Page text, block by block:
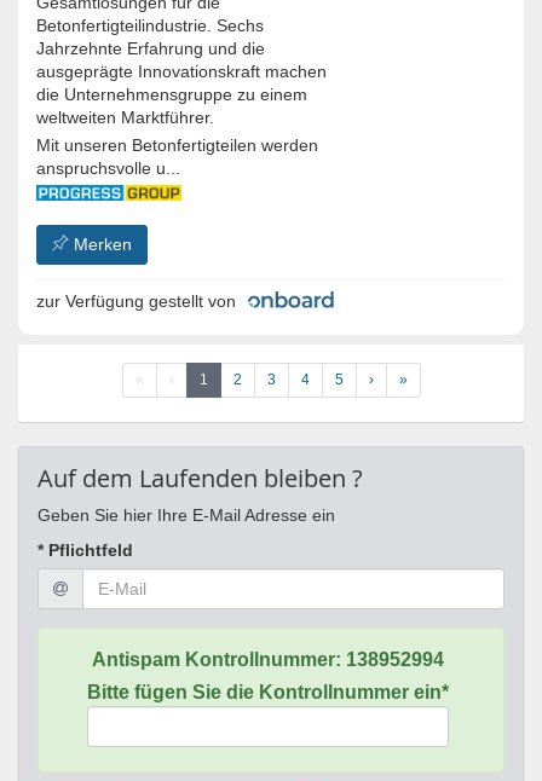
Betonfertigteilindustrie. Sechs
Jahrzehnte Erfahrung und die
ausgeprägte Innovationskraft machen
die Unternehmensgruppe zu einem
weltweiten Marktführer.
Mit unseren Betonfertigteilen werden
anspruchsvolle u...
Merken
zur Verfügung gestellt von
« ‹ 1 2 3 4 5 › »
Auf dem Laufenden bleiben ?
Geben Sie hier Ihre E-Mail Adresse ein
* Pflichtfeld
Antispam Kontrollnummer: 138952994
Bitte fügen Sie die Kontrollnummer ein*